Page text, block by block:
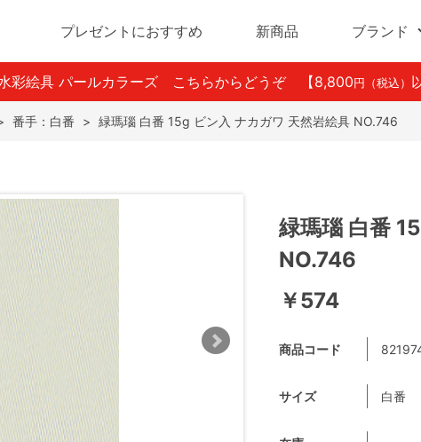
プレゼントにおすすめ 新商品 ブランド
彩絵具 パールカラーズ こちらからどうぞ 【8,800 円（税込）
番手：白番 > 緑瑪瑙 白番 15g ビン入 ナカガワ 天然岩絵具 NO.746
緑瑪瑙 白番
NO.746
￥574
商品コード
サイズ 白番